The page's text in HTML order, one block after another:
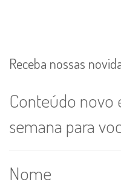
Receba nossas
Conteúdo novo
semana para
Nome